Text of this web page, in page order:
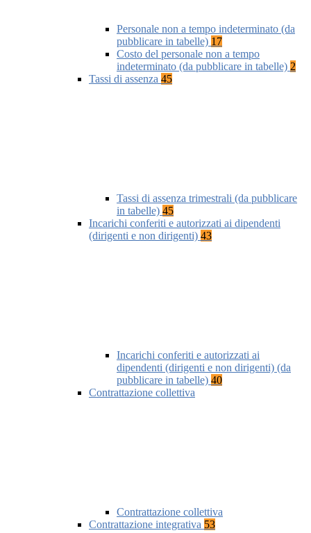
Personale non a tempo indeterminato (da
pubblicare in tabelle) 17
Costo del personale non a tempo
indeterminato (da pubblicare in tabelle) 2
Tassi di assenza 45
Tassi di assenza trimestrali (da pubblicare
in tabelle) 45
Incarichi conferiti e autorizzati ai dipendenti
(dirigenti e non dirigenti) 43
Incarichi conferiti e autorizzati ai
dipendenti (dirigenti e non dirigenti) (da
pubblicare in tabelle) 40
Contrattazione collettiva
Contrattazione collettiva
Contrattazione integrativa 53